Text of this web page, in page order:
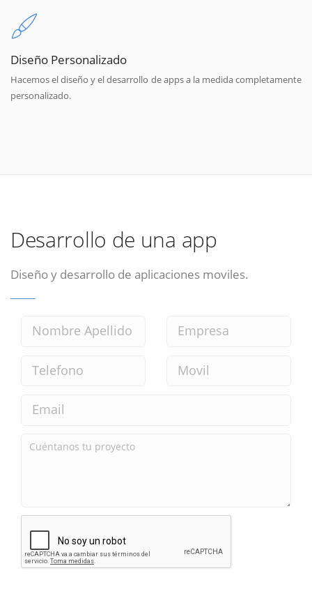
Diseño Personalizado
Hacemos el diseño y el desarrollo de apps a la medida completamente
personalizado.
Desarrollo de una app
Diseño y desarrollo de aplicaciones moviles.